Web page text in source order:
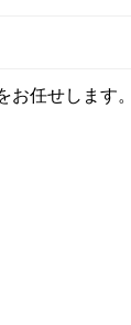
お任せします。